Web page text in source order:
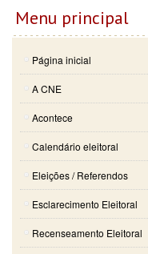
Menu principal
Página inicial
A CNE
Acontece
Calendário eleitoral
Eleições / Referendos
Esclarecimento Eleitoral
Recenseamento Eleitoral